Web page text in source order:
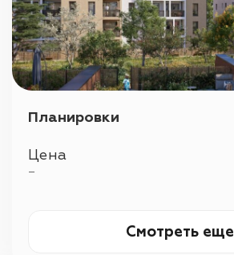
Планировки
Цена
—
Смотреть еще